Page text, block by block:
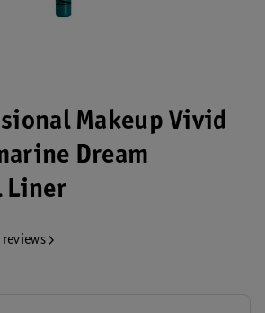
Makeup Vivid
Dream
Liner
reviews